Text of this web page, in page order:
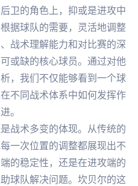
卫的角色上，抑或是进攻中
据球队的需要，灵活地调整
战术理解能力和对比赛的深
或缺的核心球员。通过对他
，我们不仅能够看到一个球
不同战术体系中如何发挥作
。
战术多变的体现。从传统的
一次位置的调整都展现出不
的稳定性，还是在进攻端的
球队解决问题。坎贝尔的这